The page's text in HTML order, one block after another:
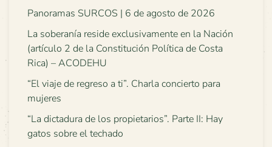
Panoramas SURCOS | 6 de agosto de 2026
La soberanía reside exclusivamente en la Nación
(artículo 2 de la Constitución Política de Costa
Rica) – ACODEHU
“El viaje de regreso a ti”. Charla concierto para
mujeres
“La dictadura de los propietarios”. Parte II: Hay
gatos sobre el techado